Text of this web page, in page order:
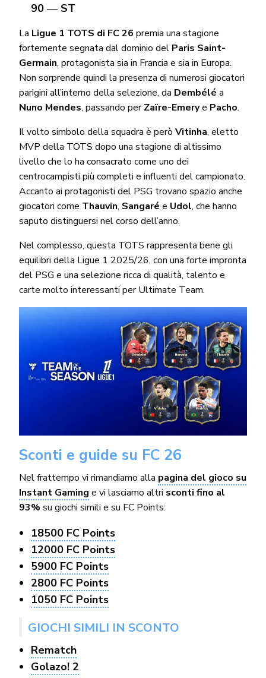
90— ST
La Ligue 1 TOTS di FC 26 premia una stagione
fortemente segnata dal dominio del Paris Saint-
Germain, protagonista sia in Francia e sia in Europa.
Non sorprende quindi la presenza di numerosi giocatori
parigini all’interno della selezione, da Dembélé a
Nuno Mendes, passando perZaïre-Emerye Pacho.
Il volto simbolo della squadra è peròVitinha, eletto
MVP della TOTS dopo una stagione di altissimo
livello che lo ha consacrato come uno dei
centrocampisti più completi e influenti del campionato.
Accanto ai protagonisti del PSG trovano spazio anche
giocatori come Thauvin, Sangaré e Udol, che hanno
saputo distinguersi nel corso dell’anno.
Nel complesso, questa TOTS rappresenta bene gli
equilibri della Ligue 1 2025/26, con una forte impronta
del PSG e una selezione ricca di qualità, talento e
carte molto interessanti per Ultimate Team.
Sconti e guide su FC 26
Nel frattempo vi rimandiamo alla pagina del gioco su
Instant Gaming e vi lasciamo altri sconti fino al
93% su giochi simili e su FC Points:
18500 FC Points
12000 FC Points
5900 FC Points
2800 FC Points
1050 FC Points
GIOCHI SIMILI IN SCONTO
Rematch
Golazo! 2